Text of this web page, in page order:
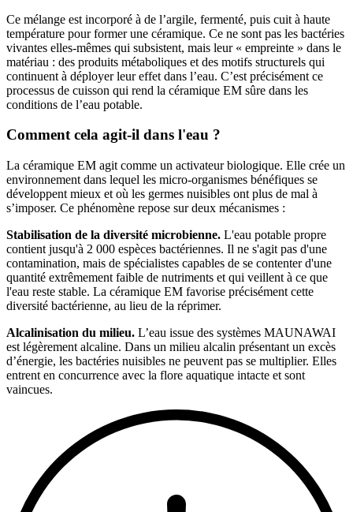
Ce mélange est incorporé à de l’argile, fermenté, puis cuit à haute
température pour former une céramique. Ce ne sont pas les bactéries
vivantes elles-mêmes qui subsistent, mais leur « empreinte » dans le
matériau : des produits métaboliques et des motifs structurels qui
continuent à déployer leur effet dans l’eau. C’est précisément ce
processus de cuisson qui rend la céramique EM sûre dans les
conditions de l’eau potable.
Comment cela agit-il dans l'eau ?
La céramique EM agit comme un activateur biologique. Elle crée un
environnement dans lequel les micro-organismes bénéfiques se
développent mieux et où les germes nuisibles ont plus de mal à
s’imposer. Ce phénomène repose sur deux mécanismes :
Stabilisation de la diversité microbienne. L'eau potable propre
contient jusqu'à 2 000 espèces bactériennes. Il ne s'agit pas d'une
contamination, mais de spécialistes capables de se contenter d'une
quantité extrêmement faible de nutriments et qui veillent à ce que
l'eau reste stable. La céramique EM favorise précisément cette
diversité bactérienne, au lieu de la réprimer.
Alcalinisation du milieu. L’eau issue des systèmes MAUNAWAI
est légèrement alcaline. Dans un milieu alcalin présentant un excès
d’énergie, les bactéries nuisibles ne peuvent pas se multiplier. Elles
entrent en concurrence avec la flore aquatique intacte et sont
vaincues.